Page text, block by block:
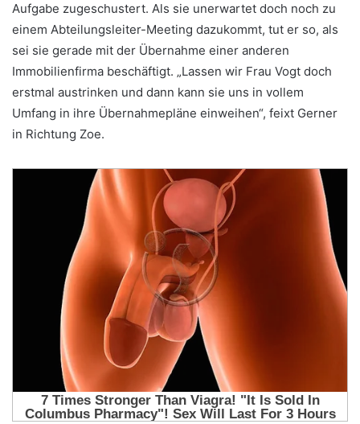
Aufgabe zugeschustert. Als sie unerwartet doch noch zu
einem Abteilungsleiter-Meeting dazukommt, tut er so, als
sei sie gerade mit der Übernahme einer anderen
Immobilienfirma beschäftigt. „Lassen wir Frau Vogt doch
erstmal austrinken und dann kann sie uns in vollem
Umfang in ihre Übernahmepläne einweihen“, feixt Gerner
in Richtung Zoe.